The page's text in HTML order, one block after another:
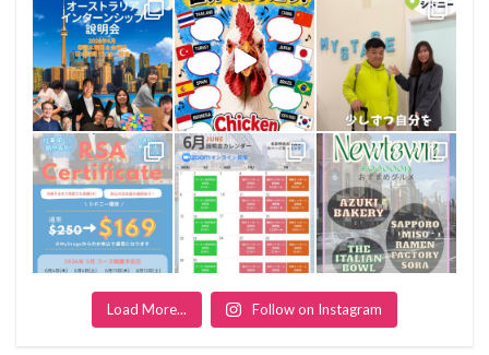
Load More... Follow on Instagram